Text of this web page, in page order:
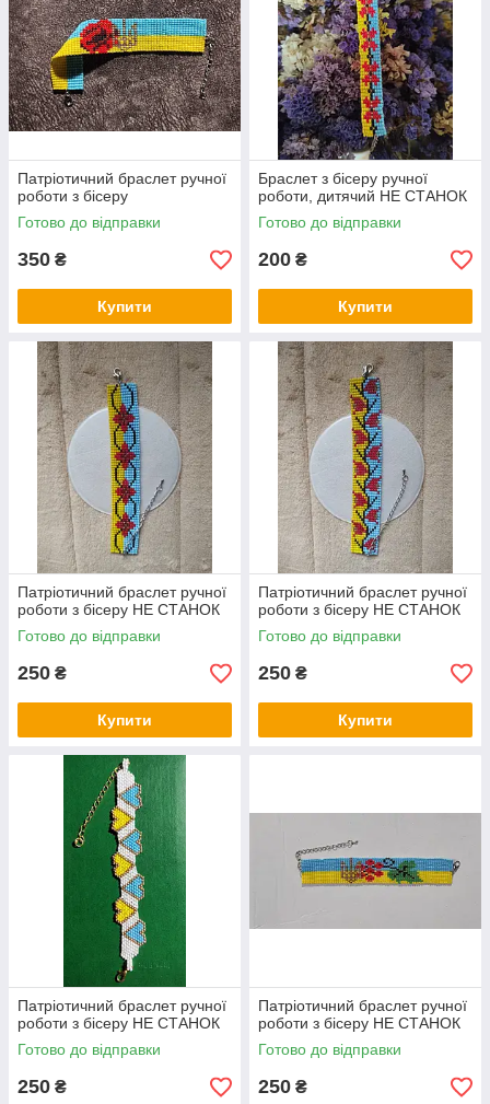
Патріотичний браслет ручної
роботи з бісеру
Готово до відправки
350 ₴
Купити
Браслет з бісеру ручної
роботи, дитячий НЕ СТАНОК
Готово до відправки
200 ₴
Купити
Патріотичний браслет ручної
роботи з бісеру НЕ СТАНОК
Готово до відправки
250 ₴
Купити
Патріотичний браслет ручної
роботи з бісеру НЕ СТАНОК
Готово до відправки
250 ₴
Купити
Патріотичний браслет ручної
роботи з бісеру НЕ СТАНОК
Готово до відправки
250 ₴
Патріотичний браслет ручної
роботи з бісеру НЕ СТАНОК
Готово до відправки
250 ₴